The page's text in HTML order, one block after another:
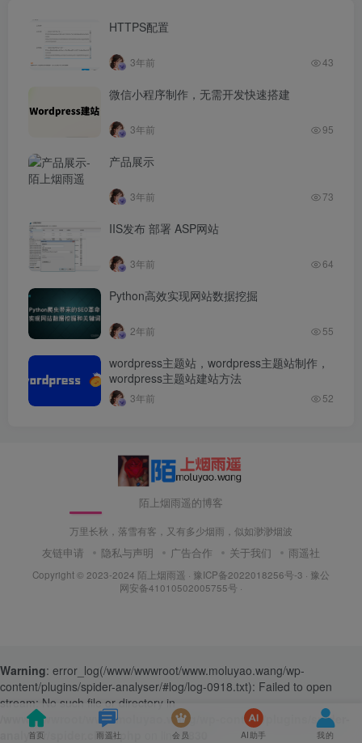
HTTPS配置
3年前 43
微信小程序制作，无需开发快速搭建
3年前 95
产品展示
3年前 73
IIS发布 部署 ASP网站
3年前 64
Python高效实现网站数据挖掘
2年前 55
wordpress主题站，wordpress主题站制作，
wordpress主题站建站方法
3年前 52
陌上烟雨遥的博客
万里长秋，落雪有客，又有多少烟雨，似如渺渺烟波
友链申请 隐私与声明 广告合作 关于我们 雨遥社
Copyright © 2023-2024 陌上烟雨遥 · 豫ICP备2022018256号-3 · 豫公
网安备41010502005755号 ·
首页 雨遥社 会员 AI助手 我的
Warning: error_log(/www/wwwroot/www.moluyao.wang/wp-
content/plugins/spider-analyser/#log/log-0918.txt): Failed to open
stream: No such file or directory in
/www/wwwroot/www.moluyao.wang/wp-content/plugins/spider-
analyser/spider.class.php
on line2830